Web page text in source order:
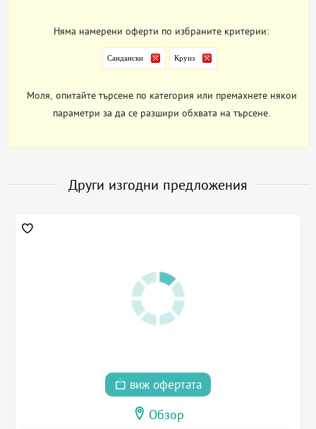
Няма намерени оферти по избраните критерии:
Сандански Круиз
Моля, опитайте търсене по категория или премахнете някои
параметри за да се разшири обхвата на търсене.
Други изгодни предложения
виж офертата
Обзор